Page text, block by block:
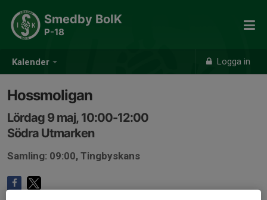
Kalender Logga in
Smedby BoIK
P-18
Hossmoligan
Lördag 9 maj, 10:00-12:00
Södra Utmarken
Samling: 09:00, Tingbyskans